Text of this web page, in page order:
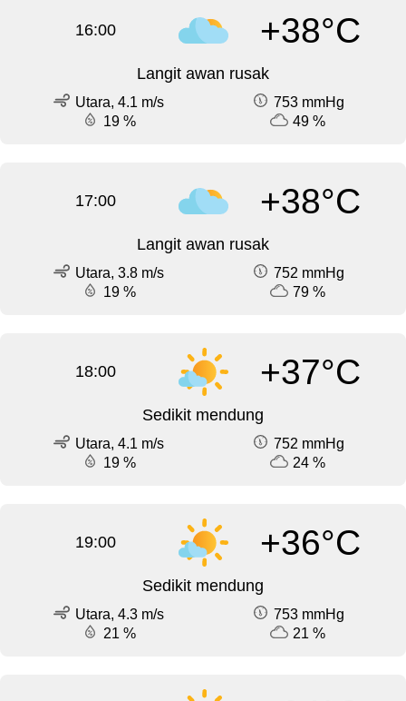
16:00 +38°C
Langit awan rusak
Utara, 4.1 m/s
753 mmHg
19 %
49 %
17:00 +38°C
Langit awan rusak
Utara, 3.8 m/s
752 mmHg
19 %
79 %
18:00 +37°C
Sedikit mendung
Utara, 4.1 m/s
752 mmHg
19 %
24 %
19:00 +36°C
Sedikit mendung
Utara, 4.3 m/s
753 mmHg
21 %
21 %